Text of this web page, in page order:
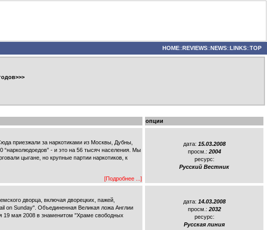
HOME::REVIEWS::NEWS::LINKS::TOP
опции
приезжали за наркотиками из Москвы, Дубны,
“нарколюдоедов” - и это на 56 тысяч населения. Мы
цыгане, но крупные партии наркотиков, к
[Подробнее ...]
дата: 15.03.2008
просм.: 2004
ресурс:
Русский Вестник
дворца, включая дворецких, пажей,
on Sunday". Объединенная Великая ложа Англии
19 мая 2008 в знаменитом "Храме свободных
дата: 14.03.2008
просм.: 2032
ресурс:
Русская линия